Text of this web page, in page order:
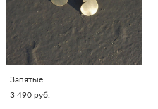
Запятые
3 490 pуб.